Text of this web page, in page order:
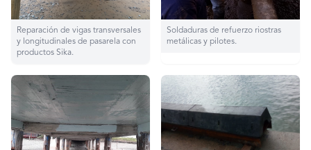
Reparación de vigas transversales
y longitudinales de pasarela con
productos Sika.
Soldaduras de refuerzo riostras
metálicas y pilotes.